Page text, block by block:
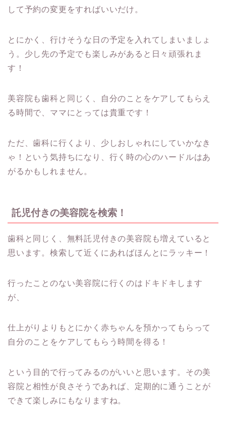
して予約の変更をすればいいだけ。
とにかく、行けそうな日の予定を入れてしまいましょ
う。少し先の予定でも楽しみがあると日々頑張れま
す！
美容院も歯科と同じく、自分のことをケアしてもらえ
る時間で、ママにとっては貴重です！
ただ、歯科に行くより、少しおしゃれにしていかなき
ゃ！という気持ちになり、行く時の心のハードルはあ
がるかもしれません。
託児付きの美容院を検索！
歯科と同じく、無料託児付きの美容院も増えていると
思います。検索して近くにあればほんとにラッキー！
行ったことのない美容院に行くのはドキドキします
が、
仕上がりよりもとにかく赤ちゃんを預かってもらって
自分のことをケアしてもらう時間を得る！
という目的で行ってみるのがいいと思います。その美
容院と相性が良さそうであれば、定期的に通うことが
できて楽しみにもなりますね。